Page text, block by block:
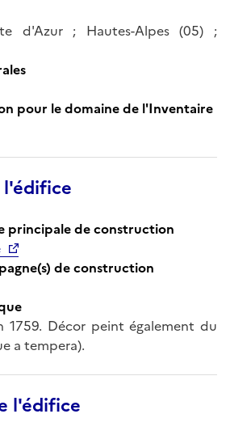
d'Azur ; Hautes-Alpes (05) ;
pour le domaine de l'Inventaire
principale de construction
de construction
1759. Décor peint également du
a tempera).
l'édifice